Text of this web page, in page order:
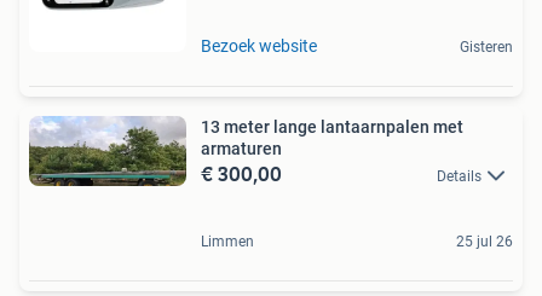
Bezoek website Gisteren
13 meter lange lantaarnpalen met
armaturen
€ 300,00 Details
Limmen 25 jul 26